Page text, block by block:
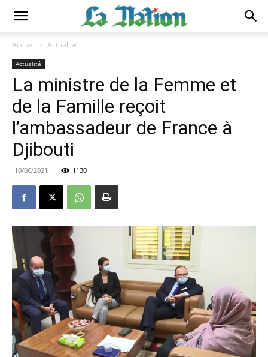
Accueil Actualité
Actualité
La ministre de la Femme et
de la Famille reçoit
l’ambassadeur de France à
Djibouti
10/06/2021 1130